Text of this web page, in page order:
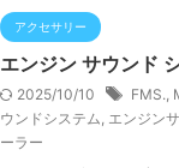
アクセサリー
エンジン サウンド
2025/10/10 FMS.
ウンドシステム エンジン
ーラー